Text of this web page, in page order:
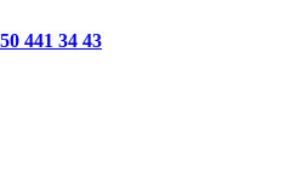
441 34 43